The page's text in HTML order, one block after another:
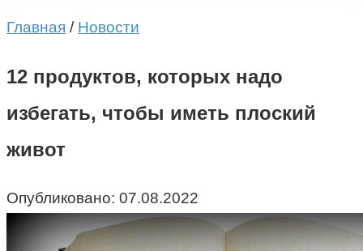
Главная / Новости
12 продуктов, которых надо
избегать, чтобы иметь плоский
живот
Опубликовано: 07.08.2022